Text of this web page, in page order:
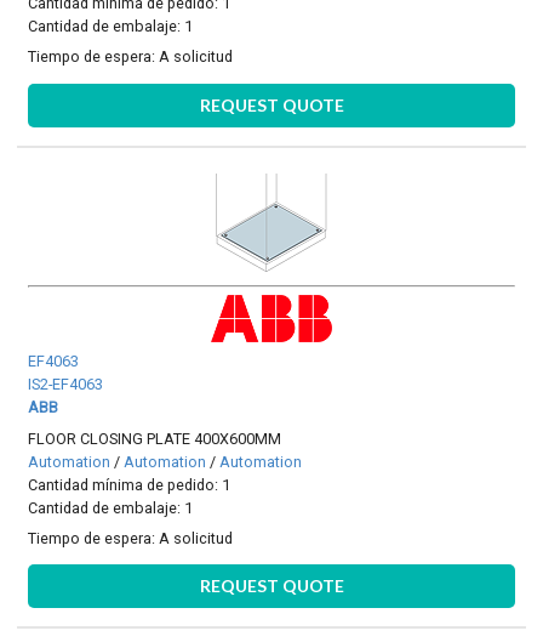
Cantidad de embalaje: 1
Tiempo de espera:A solicitud
REQUEST QUOTE
EF4063
IS2-EF4063
ABB
FLOOR CLOSING PLATE 400X600MM
Automation / Automation / Automation
Cantidad mínima de pedido: 1
Cantidad de embalaje: 1
Tiempo de espera: A solicitud
REQUEST QUOTE